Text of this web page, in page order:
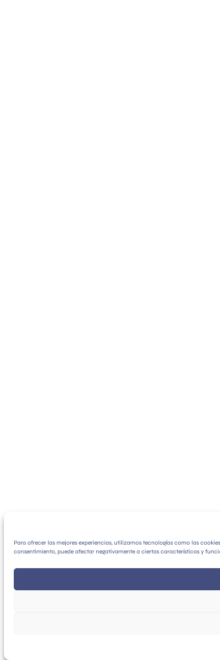
Para ofrecer las mejores experiencias, utilizamos tecnologías como las
consentimiento, puede afectar negativamente a ciertas características y